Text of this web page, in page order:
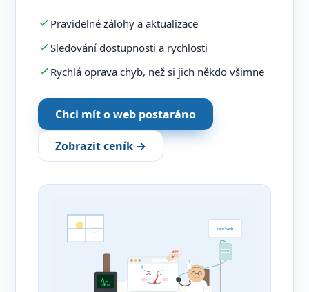
Pravidelné zálohy a aktualizace
Sledování dostupnosti a rychlosti
Rychlá oprava chyb, než si jich někdo všimne
Chci mít o web postaráno
Zobrazit ceník →